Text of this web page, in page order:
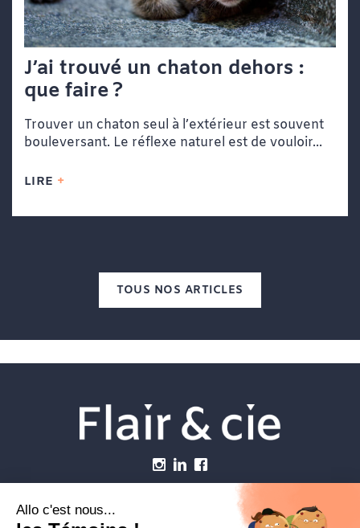
J’ai trouvé un chaton dehors :
que faire ?
Trouver un chaton seul à l’extérieur est souvent
bouleversant. Le réflexe naturel est de vouloir...
LIRE
TOUS NOS ARTICLES
Établissements vétérinaires